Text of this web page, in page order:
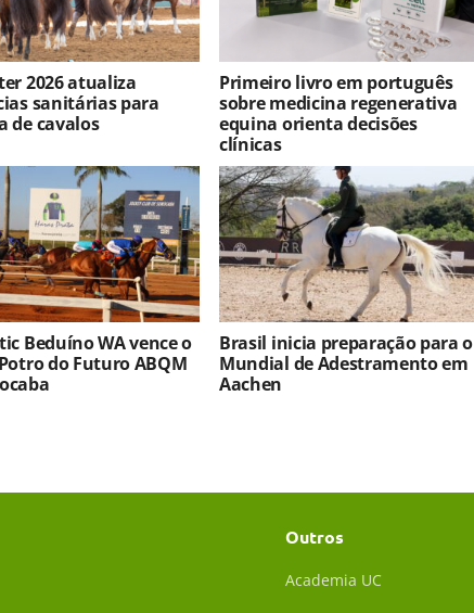
2026 atualiza
sanitárias para
de cavalos
Primeiro livro em português
sobre medicina regenerativa
equina orienta decisões
clínicas
Beduíno WA vence o
Potro do Futuro ABQM
Brasil inicia preparação para o
Mundial de Adestramento em
Aachen
Outros
Academia UC